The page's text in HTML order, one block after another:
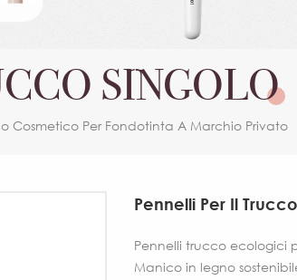
SINGOLO
Cosmetico Per Fondotinta A Marchio Privato
Pennelli Per Il
Pennelli trucco ecologici
Manico in legno